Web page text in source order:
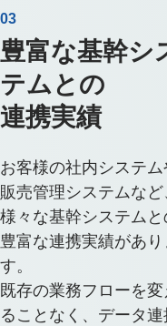
03
豊富な基幹シ
テムとの
連携実績
お客様の社内システム
販売管理システムなど
様々な基幹システムと
豊富な連携実績があり
す。
既存の業務フローを変
ることなく、データ連